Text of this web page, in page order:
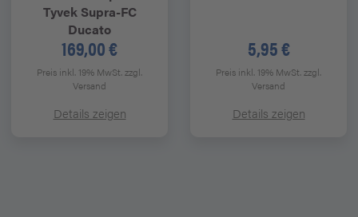
Tyvek Supra-FC
Ducato
169,00 €
Preis inkl. 19% MwSt.zzgl.
Versand
Details zeigen
5,95 €
Preis inkl. 19% MwSt.zzgl.
Versand
Details zeigen